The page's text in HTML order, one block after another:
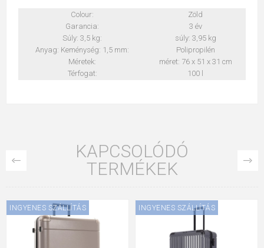
Colour:
Zöld
Garancia:
3 év
Súly: 3,5 kg:
súly: 3,95 kg
Anyag: Keménység: 1,5 mm:
Polipropilén
Méretek:
méret: 76 x 51 x 31 cm
Térfogat:
100 l
KAPCSOLÓDÓ
TERMÉKEK
INGYENES SZÁLLÍTÁS INGYENES SZÁLLÍTÁS